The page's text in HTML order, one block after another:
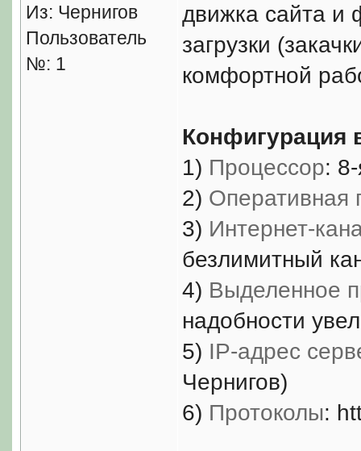
Из: Чернигов
Пользователь
№: 1
движка сайта и
загрузки
комфортной
Конфигурация
1) Процессор:
2) Оперативная
3) Интернет-
безлимитный
4) Выделенное
надобности
5) IP-адрес
Чернигов)
6) Протоколы: